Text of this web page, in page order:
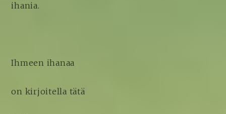
ihania.
Ihmeen ihanaa
on kirjoitella tätä